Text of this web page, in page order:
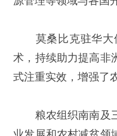
莫桑比克驻华大使
术，持续助力提高非
式注重实效，增强了
粮农组织南南及三